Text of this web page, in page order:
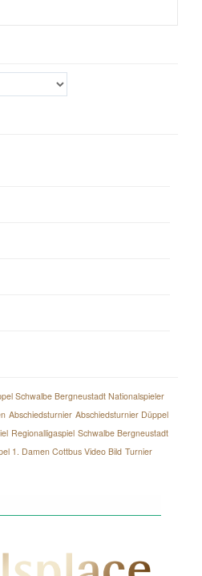
Schwalbe Bergneustadt Nationalspieler
Abschiedsturnier Abschiedsturnier Düppel
Regionalligaspiel Schwalbe Bergneustadt
1. Damen Cottbus Video Bild Turnier